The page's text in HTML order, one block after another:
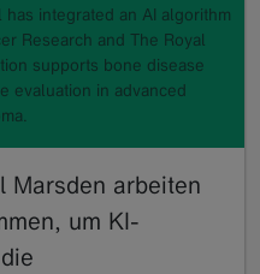
integrated an AI algorithm
Research and The Royal
supports bone disease
evaluation in advanced
Marsden arbeiten
um KI-